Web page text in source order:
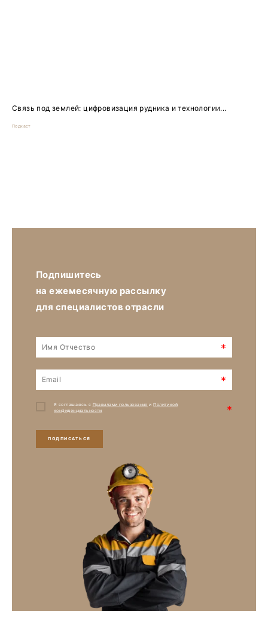
Связь под землей: цифровизация рудника и технологии...
Подкаст
Подпишитесь
на ежемесячную рассылку
для специалистов отрасли
*
*
Я соглашаюсь с Правилами пользования иПолитикой
конфиденциальности
*
ПОДПИСАТЬСЯ